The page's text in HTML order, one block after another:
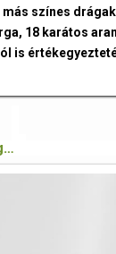
más színes
18 karátos
is